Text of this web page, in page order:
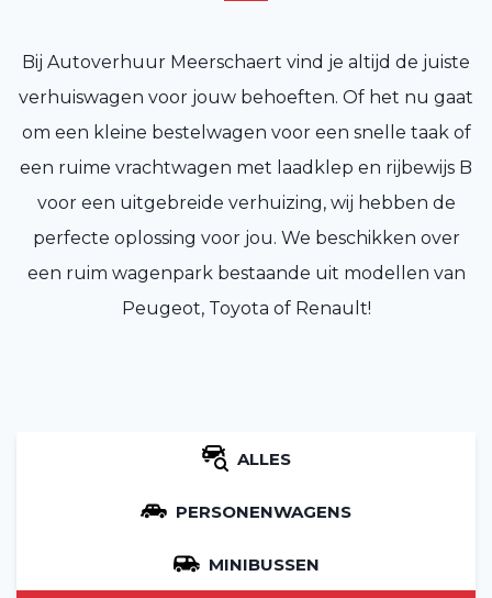
Bij Autoverhuur Meerschaert vind je altijd de juiste
verhuiswagen voor jouw behoeften. Of het nu gaat
om een kleine bestelwagen voor een snelle taak of
een ruime vrachtwagen met laadklep en rijbewijs B
voor een uitgebreide verhuizing, wij hebben de
perfecte oplossing voor jou. We beschikken over
een ruim wagenpark bestaande uit modellen van
Peugeot, Toyota of Renault!
ALLES
PERSONENWAGENS
MINIBUSSEN